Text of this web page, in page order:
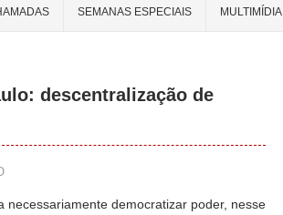
SEMANAS ESPECIAIS MULTIMÍDIA
descentralização de
necessariamente democratizar poder, nesse